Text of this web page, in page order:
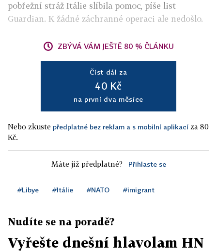
pobřežní stráž Itálie slíbila pomoc, píše list
Guardian. K žádné záchranné operaci ale nedošlo.
ZBÝVÁ VÁM JEŠTĚ 80 % ČLÁNKU
Číst dál za
40 Kč
na první dva měsíce
Nebo zkuste předplatné bez reklam a s mobilní aplikací za 80
Kč.
Máte již předplatné? Přihlaste se
#Libye #Itálie #NATO #imigrant
Nudíte se na poradě?
Vyřešte dnešní hlavolam HN